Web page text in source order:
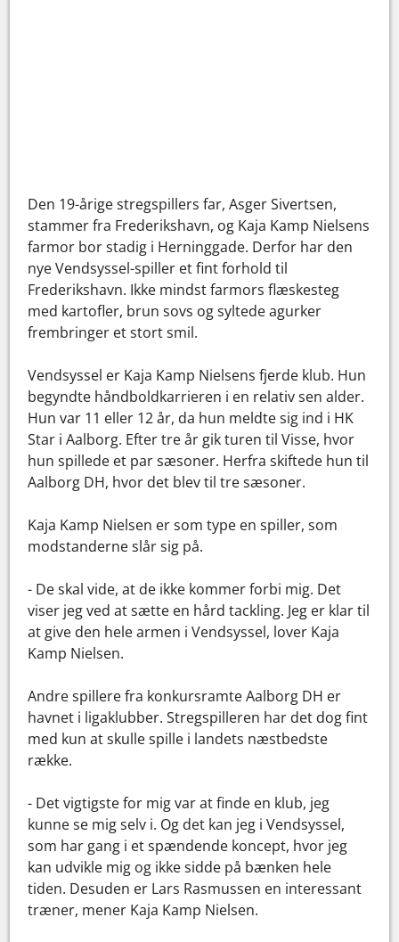
Den 19-årige stregspillers far, Asger Sivertsen,
stammer fra Frederikshavn, og Kaja Kamp Nielsens
farmor bor stadig i Herninggade. Derfor har den
nye Vendsyssel-spiller et fint forhold til
Frederikshavn. Ikke mindst farmors flæskesteg
med kartofler, brun sovs og syltede agurker
frembringer et stort smil.
Vendsyssel er Kaja Kamp Nielsens fjerde klub. Hun
begyndte håndboldkarrieren i en relativ sen alder.
Hun var 11 eller 12 år, da hun meldte sig ind i HK
Star i Aalborg. Efter tre år gik turen til Visse, hvor
hun spillede et par sæsoner. Herfra skiftede hun til
Aalborg DH, hvor det blev til tre sæsoner.
Kaja Kamp Nielsen er som type en spiller, som
modstanderne slår sig på.
- De skal vide, at de ikke kommer forbi mig. Det
viser jeg ved at sætte en hård tackling. Jeg er klar til
at give den hele armen i Vendsyssel, lover Kaja
Kamp Nielsen.
Andre spillere fra konkursramte Aalborg DH er
havnet i ligaklubber. Stregspilleren har det dog fint
med kun at skulle spille i landets næstbedste
række.
- Det vigtigste for mig var at finde en klub, jeg
kunne se mig selv i. Og det kan jeg i Vendsyssel,
som har gang i et spændende koncept, hvor jeg
kan udvikle mig og ikke sidde på bænken hele
tiden. Desuden er Lars Rasmussen en interessant
træner, mener Kaja Kamp Nielsen.